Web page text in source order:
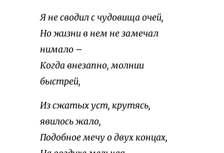
Я не сводил с чудовища очей,
Но жизни в нем не замечал
нимало –
Когда внезапно, молнии
быстрей,
Из сжатых уст, крутясь,
явилось жало,
Подобное мечу о двух концах,